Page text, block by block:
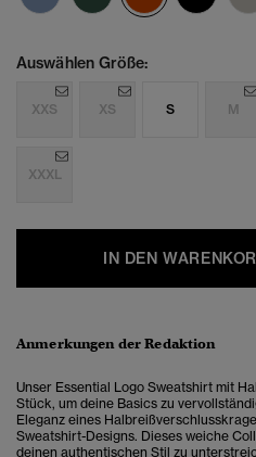
Auswählen Größe:
XXS XS S M
XXXL
IN DEN
Anmerkungen der Redaktion
Unser Essential Logo Sweatshirt mit
Stück, um deine Basics zu
Eleganz eines
Sweatshirt-Designs. Dieses weiche
deinen authentischen Stil zu